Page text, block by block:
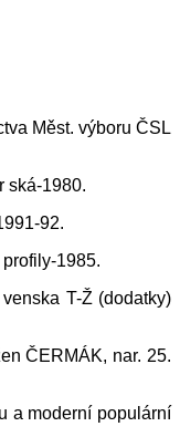
Měst. výboru ČSL
ská-1980.
92.
1985.
T-Ž (dodatky)
ČERMÁK, nar. 25.
a moderní populární